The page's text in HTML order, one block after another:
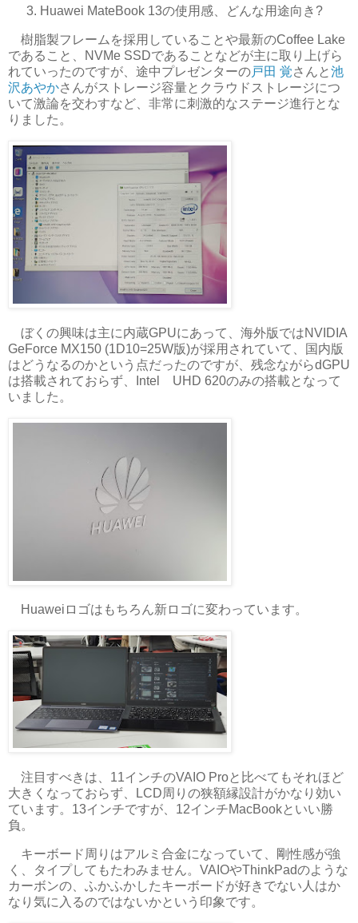
Huawei MateBook 13の使用感、どんな用途向き?
樹脂製フレームを採用していることや最新のCoffee Lake
であること、NVMe SSDであることなどが主に取り上げら
れていったのですが、途中プレゼンターの戸田 覚さんと池
沢あやかさんがストレージ容量とクラウドストレージにつ
いて激論を交わすなど、非常に刺激的なステージ進行とな
りました。
ぼくの興味は主に内蔵GPUにあって、海外版ではNVIDIA
GeForce MX150 (1D10=25W版)が採用されていて、国内版
はどうなるのかという点だったのですが、残念ながらdGPU
は搭載されておらず、Intel UHD 620のみの搭載となって
いました。
Huaweiロゴはもちろん新ロゴに変わっています。
注目すべきは、11インチのVAIO Proと比べてもそれほど
大きくなっておらず、LCD周りの狭額縁設計がかなり効い
ています。13インチですが、12インチMacBookといい勝
負。
キーボード周りはアルミ合金になっていて、剛性感が強
く、タイプしてもたわみません。VAIOやThinkPadのような
カーボンの、ふかふかしたキーボードが好きでない人はか
なり気に入るのではないかという印象です。